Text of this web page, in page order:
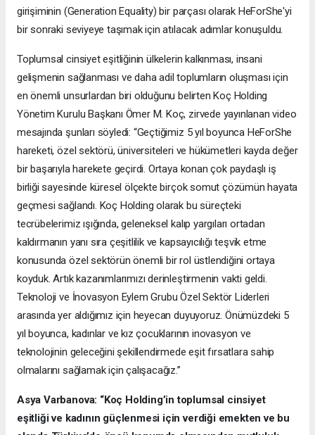
girişiminin (Generation Equality) bir parçası olarak HeForShe'yi
bir sonraki seviyeye taşımak için atılacak adımlar konuşuldu.
Toplumsal cinsiyet eşitliğinin ülkelerin kalkınması, insani
gelişmenin sağlanması ve daha adil toplumların oluşması için
en önemli unsurlardan biri olduğunu belirten Koç Holding
Yönetim Kurulu Başkanı Ömer M. Koç, zirvede yayınlanan video
mesajında şunları söyledi: “Geçtiğimiz 5 yıl boyunca HeForShe
hareketi, özel sektörü, üniversiteleri ve hükümetleri kayda değer
bir başarıyla harekete geçirdi. Ortaya konan çok paydaşlı iş
birliği sayesinde küresel ölçekte birçok somut çözümün hayata
geçmesi sağlandı. Koç Holding olarak bu süreçteki
tecrübelerimiz ışığında, geleneksel kalıp yargıları ortadan
kaldırmanın yanı sıra çeşitlilik ve kapsayıcılığı teşvik etme
konusunda özel sektörün önemli bir rol üstlendiğini ortaya
koyduk. Artık kazanımlarımızı derinleştirmenin vakti geldi.
Teknoloji ve İnovasyon Eylem Grubu Özel Sektör Liderleri
arasında yer aldığımız için heyecan duyuyoruz. Önümüzdeki 5
yıl boyunca, kadınlar ve kız çocuklarının inovasyon ve
teknolojinin geleceğini şekillendirmede eşit fırsatlara sahip
olmalarını sağlamak için çalışacağız.”
Asya Varbanova: “Koç Holding’in toplumsal cinsiyet
eşitliği ve kadının güçlenmesi için verdiği emekten ve bu